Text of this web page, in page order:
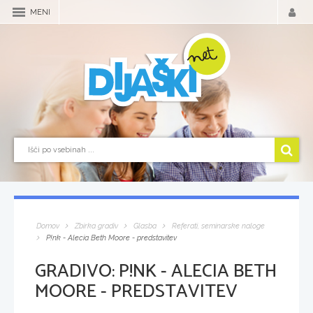
MENI
Domov Zbirka gradiv Glasba
Referati, seminarske naloge
P!nk - Alecia Beth Moore - predstavitev
GRADIVO:P!NK - ALECIA BETH
MOORE - PREDSTAVITEV